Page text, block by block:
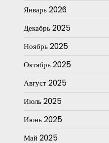
Январь 2026
Декабрь 2025
Ноябрь 2025
Октябрь 2025
Август 2025
Июль 2025
Июнь 2025
Май 2025